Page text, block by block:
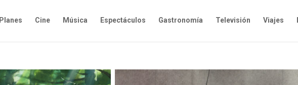
Planes Cine Música Espectáculos Gastronomía Televisión Viajes